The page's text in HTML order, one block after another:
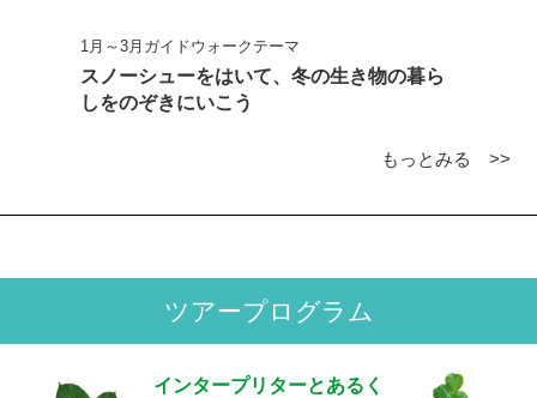
1月～3月ガイドウォークテーマ
スノーシューをはいて、冬の生き物の暮ら
しをのぞきにいこう
もっとみる >>
ツアープログラム
インタープリターとあるく